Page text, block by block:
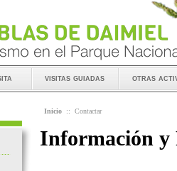
visitas guiadas otras
Inicio :: Contactar
Información y